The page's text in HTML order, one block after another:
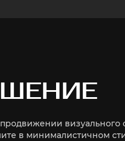
визуального
в минималистичном